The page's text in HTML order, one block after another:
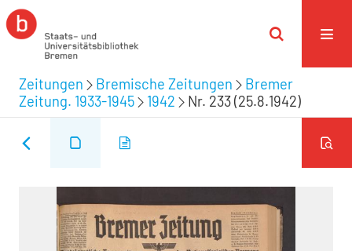
Zeitungen Bremische Zeitungen
Bremer
Zeitung. 1933-1945
1942 Nr. 233 (25.8.1942)